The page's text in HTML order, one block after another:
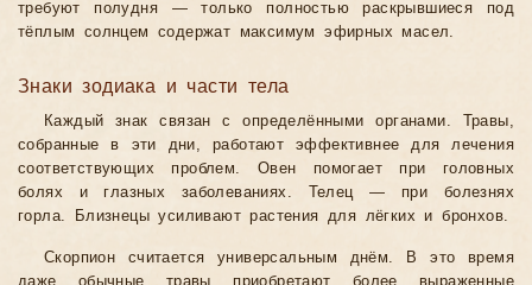
требуют полудня — только полностью раскрывшиеся под
тёплым солнцем содержат максимум эфирных масел.
Знаки зодиака и части тела
Каждый знак связан с определёнными органами. Травы,
собранные в эти дни, работают эффективнее для лечения
соответствующих проблем. Овен помогает при головных
болях и глазных заболеваниях. Телец — при болезнях
горла. Близнецы усиливают растения для лёгких и бронхов.
Скорпион считается универсальным днём. В это время